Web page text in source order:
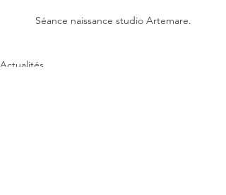
Séance naissance studio Artemare.
Actualités